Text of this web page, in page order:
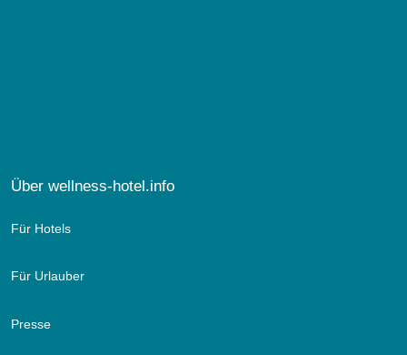
Über wellness-hotel.info
Für Hotels
Für Urlauber
Presse